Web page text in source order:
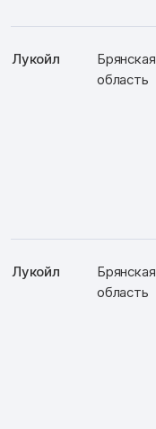
Лукойл
Брянская
область
Лукойл
Брянская
область